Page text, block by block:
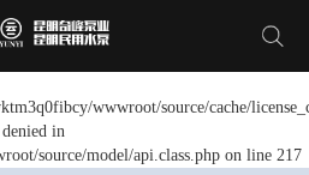
wwwroot/source/cache/
in
source/model/api.class.php on line 217